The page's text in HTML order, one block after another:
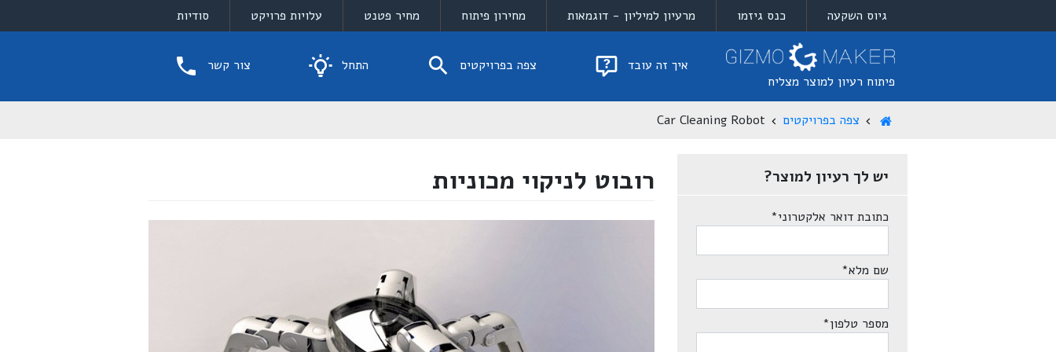
גיוס השקעה כנס גיזמו מרעיון למיליון - דוגמאות מחירון פיתוח מחיר פטנט עלויות פרויקט סודיות
פיתוח רעיון למוצר מצליח
איך זה עובד צפה בפרויקטים התחל צור קשר
צפה בפרויקטים Car Cleaning Robot
רובוט לניקוי מכוניות יש לך רעיון למוצר?
כתובת דואר אלקטרוני*
שם מלא*
מספר טלפון*